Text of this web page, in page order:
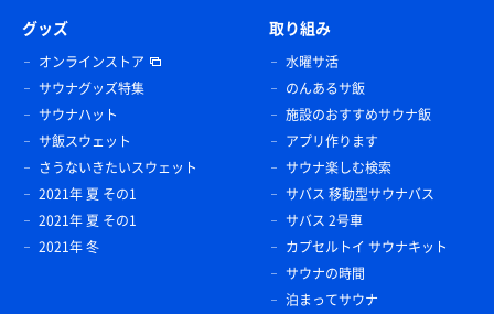
グッズ
オンラインストア
サウナグッズ特集
サウナハット
サ飯スウェット
さうないきたいスウェット
2021年 夏 その1
2021年 夏 その1
2021年 冬
取り組み
水曜サ活
のんあるサ飯
施設のおすすめサウナ飯
アプリ作ります
サウナ楽しむ検索
サバス 移動型サウナバス
サバス 2号車
カプセルトイ サウナキット
サウナの時間
泊まってサウナ